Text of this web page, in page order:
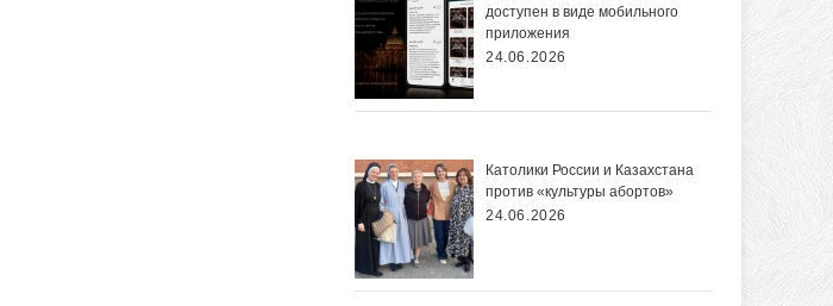
доступен в виде мобильного
приложения
24.06.2026
Католики России и Казахстана
против «культуры абортов»
24.06.2026